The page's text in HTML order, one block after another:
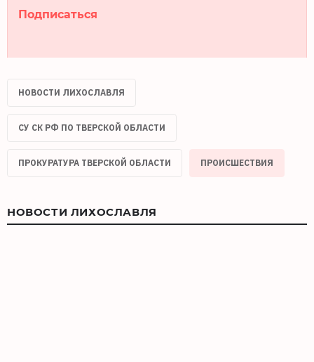
Подписаться
НОВОСТИ ЛИХОСЛАВЛЯ
СУ СК РФ ПО ТВЕРСКОЙ ОБЛАСТИ
ПРОКУРАТУРА ТВЕРСКОЙ ОБЛАСТИ ПРОИСШЕСТВИЯ
НОВОСТИ ЛИХОСЛАВЛЯ